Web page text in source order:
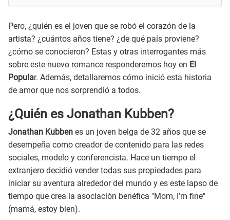
Pero, ¿quién es el joven que se robó el corazón de la
artista? ¿cuántos años tiene? ¿de qué país proviene?
¿cómo se conocieron? Estas y otras interrogantes más
sobre este nuevo romance responderemos hoy en El
Popular. Además, detallaremos cómo inició esta historia
de amor que nos sorprendió a todos.
¿Quién es Jonathan Kubben?
Jonathan Kubben es un joven belga de 32 años que se
desempeña como creador de contenido para las redes
sociales, modelo y conferencista. Hace un tiempo el
extranjero decidió vender todas sus propiedades para
iniciar su aventura alrededor del mundo y es este lapso de
tiempo que crea la asociación benéfica "Mom, I’m fine"
(mamá, estoy bien).